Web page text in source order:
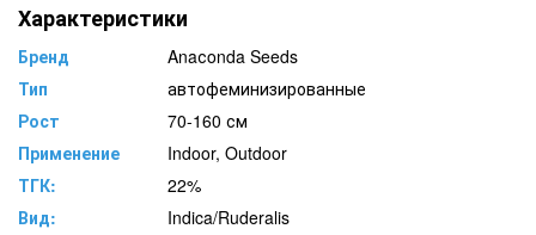
Характеристики
Бренд
Anaсonda Seeds
Тип
автофеминизированные
Рост
70-160 см
Применение
Indoor, Outdoor
ТГК:
22%
Вид:
Indica/Ruderalis